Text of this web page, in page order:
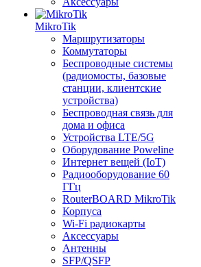
MikroTik
Маршрутизаторы
Коммутаторы
Беспроводные системы
(радиомосты, базовые
станции, клиентские
устройства)
Беспроводная связь для
дома и офиса
Устройства LTE/5G
Оборудование Poweline
Интернет вещей (IoT)
Радиооборудование 60
ГГц
RouterBOARD MikroTik
Корпуса
Wi-Fi радиокарты
Аксессуары
Антенны
SFP/QSFP